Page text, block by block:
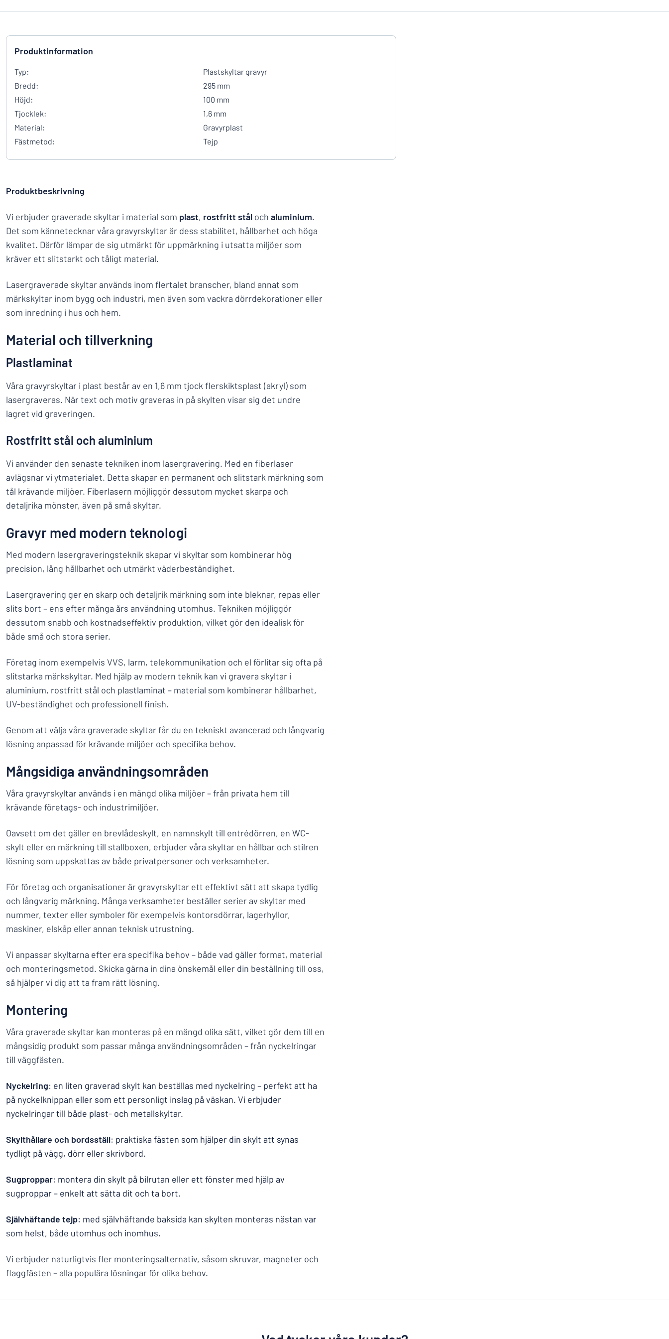
Produktinformation
Typ:
Plastskyltar gravyr
Bredd:
295 mm
Höjd:
100 mm
Tjocklek:
1,6 mm
Material:
Gravyrplast
Fästmetod:
Tejp
Produktbeskrivning
Vi erbjuder graverade skyltar i material som plast, rostfritt stål och aluminium.
Det som kännetecknar våra gravyrskyltar är dess stabilitet, hållbarhet och höga
kvalitet. Därför lämpar de sig utmärkt för uppmärkning i utsatta miljöer som
kräver ett slitstarkt och tåligt material.
Lasergraverade skyltar används inom flertalet branscher, bland annat som
märkskyltar inom bygg och industri, men även som vackra dörrdekorationer eller
som inredning i hus och hem.
Material och tillverkning
Plastlaminat
Våra gravyrskyltar i plast består av en 1,6 mm tjock flerskiktsplast (akryl) som
lasergraveras. När text och motiv graveras in på skylten visar sig det undre
lagret vid graveringen.
Rostfritt stål och aluminium
Vi använder den senaste tekniken inom lasergravering. Med en fiberlaser
avlägsnar vi ytmaterialet. Detta skapar en permanent och slitstark märkning som
tål krävande miljöer. Fiberlasern möjliggör dessutom mycket skarpa och
detaljrika mönster, även på små skyltar.
Gravyr med modern teknologi
Med modern lasergraveringsteknik skapar vi skyltar som kombinerar hög
precision, lång hållbarhet och utmärkt väderbeständighet.
Lasergravering ger en skarp och detaljrik märkning som inte bleknar, repas eller
slits bort – ens efter många års användning utomhus. Tekniken möjliggör
dessutom snabb och kostnadseffektiv produktion, vilket gör den idealisk för
både små och stora serier.
Företag inom exempelvis VVS, larm, telekommunikation och el förlitar sig ofta på
slitstarka märkskyltar. Med hjälp av modern teknik kan vi gravera skyltar i
aluminium, rostfritt stål och plastlaminat – material som kombinerar hållbarhet,
UV-beständighet och professionell finish.
Genom att välja våra graverade skyltar får du en tekniskt avancerad och långvarig
lösning anpassad för krävande miljöer och specifika behov.
Mångsidiga användningsområden
Våra gravyrskyltar används i en mängd olika miljöer – från privata hem till
krävande företags- och industrimiljöer.
Oavsett om det gäller en brevlådeskylt, en namnskylt till entrédörren, en WC-
skylt eller en märkning till stallboxen, erbjuder våra skyltar en hållbar och stilren
lösning som uppskattas av både privatpersoner och verksamheter.
För företag och organisationer är gravyrskyltar ett effektivt sätt att skapa tydlig
och långvarig märkning. Många verksamheter beställer serier av skyltar med
nummer, texter eller symboler för exempelvis kontorsdörrar, lagerhyllor,
maskiner, elskåp eller annan teknisk utrustning.
Vi anpassar skyltarna efter era specifika behov – både vad gäller format, material
och monteringsmetod. Skicka gärna in dina önskemål eller din beställning till oss,
så hjälper vi dig att ta fram rätt lösning.
Montering
Våra graverade skyltar kan monteras på en mängd olika sätt, vilket gör dem till en
mångsidig produkt som passar många användningsområden – från nyckelringar
till väggfästen.
Nyckelring: en liten graverad skylt kan beställas med nyckelring – perfekt att ha
på nyckelknippan eller som ett personligt inslag på väskan. Vi erbjuder
nyckelringar till både plast- och metallskyltar.
Skylthållare och bordsställ: praktiska fästen som hjälper din skylt att synas
tydligt på vägg, dörr eller skrivbord.
Sugproppar: montera din skylt på bilrutan eller ett fönster med hjälp av
sugproppar – enkelt att sätta dit och ta bort.
Självhäftande tejp: med självhäftande baksida kan skylten monteras nästan var
som helst, både utomhus och inomhus.
Vi erbjuder naturligtvis fler monteringsalternativ, såsom skruvar, magneter och
flaggfästen – alla populära lösningar för olika behov.